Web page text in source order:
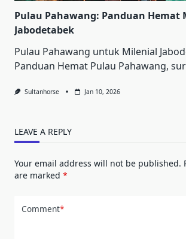
Pulau Pahawang: Panduan Hemat
Jabodetabek
Pulau Pahawang untuk Milenial
Panduan Hemat Pulau Pahawang,
Sultanhorse Jan 10, 2026
LEAVE A REPLY
Your email address will not be published.
are marked *
Comment*